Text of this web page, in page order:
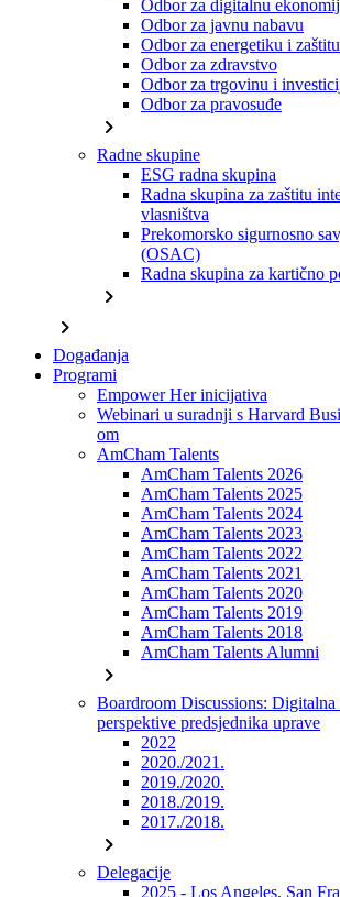
Odbor za digitalnu
Odbor za javnu nabavu
Odbor za energetiku i
Odbor za zdravstvo
Odbor za trgovinu i
Odbor za pravosuđe
chevron_right
Radne skupine
ESG radna skupina
Radna skupina za zaštitu
vlasništva
Prekomorsko sigurnosno
(OSAC)
Radna skupina za kartično
chevron_right
chevron_right
Događanja
Programi
Empower Her inicijativa
Webinari u suradnji s Harvard
om
AmCham Talents
AmCham Talents 2026
AmCham Talents 2025
AmCham Talents 2024
AmCham Talents 2023
AmCham Talents 2022
AmCham Talents 2021
AmCham Talents 2020
AmCham Talents 2019
AmCham Talents 2018
AmCham Talents Alumni
chevron_right
Boardroom Discussions:
perspektive predsjednika uprave
2022
2020./2021.
2019./2020.
2018./2019.
2017./2018.
chevron_right
Delegacije
2025 - Los Angeles, San